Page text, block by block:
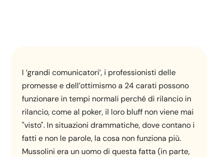
I ‘grandi comunicatori’, i professionisti delle
promesse e dell’ottimismo a 24 carati possono
funzionare in tempi normali perché di rilancio in
rilancio, come al poker, il loro bluff non viene mai
"visto". In situazioni drammatiche, dove contano i
fatti e non le parole, la cosa non funziona più.
Mussolini era un uomo di questa fatta (in parte,